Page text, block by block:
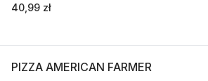
40,99 zł
PIZZA AMERICAN FARMER